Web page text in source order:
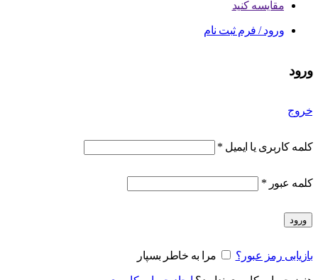
مقایسه کنید
ورود / فرم ثبت نام
ورود
خروج
کلمه کاربری یا ایمیل *
کلمه عبور *
ورود
بازیابی رمز عبور؟ مرا به خاطر بسپار